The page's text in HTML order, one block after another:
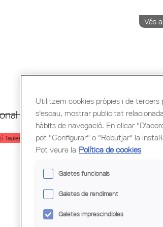
Vés
Formació i Ocupació
Utilitzem cookies pròpies i de tercers
s'escau, mostrar publicitat
hàbits de navegació. En clicar
pot "Configurar" o "Rebutjar" la
Pot veure la Política de cookies
Galetes funcionals
Galetes de rendiment
Galetes imprescindibles